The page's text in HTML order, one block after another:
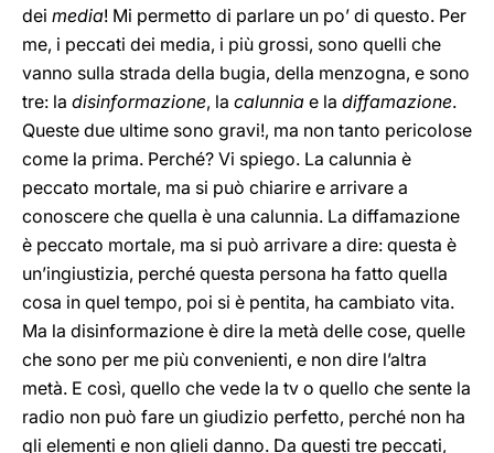
dei media! Mi permetto di parlare un po’ di questo. Per
me, i peccati dei media, i più grossi, sono quelli che
vanno sulla strada della bugia, della menzogna, e sono
tre: la disinformazione, la calunnia e la diffamazione.
Queste due ultime sono gravi!, ma non tanto pericolose
come la prima. Perché? Vi spiego. La calunnia è
peccato mortale, ma si può chiarire e arrivare a
conoscere che quella è una calunnia. La diffamazione
è peccato mortale, ma si può arrivare a dire: questa è
un’ingiustizia, perché questa persona ha fatto quella
cosa in quel tempo, poi si è pentita, ha cambiato vita.
Ma la disinformazione è dire la metà delle cose, quelle
che sono per me più convenienti, e non dire l’altra
metà. E così, quello che vede la tv o quello che sente la
radio non può fare un giudizio perfetto, perché non ha
gli elementi e non glieli danno. Da questi tre peccati,